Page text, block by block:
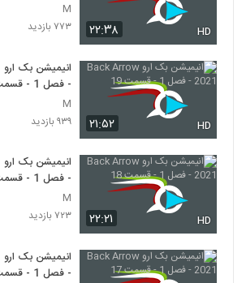
۲۲:۳۸ HD
M
۷۷۳ بازدید
۲۱:۵۲ HD
- فصل 1 - قسمت 19
M
۹۳۹ بازدید
۲۲:۲۱ HD
- فصل 1 - قسمت 18
M
۷۲۳ بازدید
- فصل 1 - قسمت 17